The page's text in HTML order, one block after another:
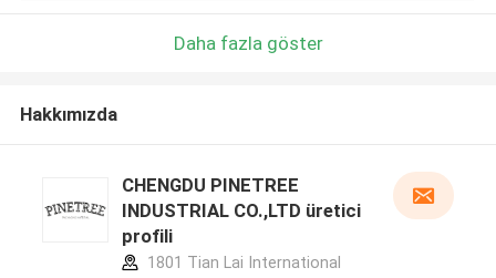
Daha fazla göster
Hakkımızda
CHENGDU PINETREE
INDUSTRIAL CO.,LTD üretici
profili
1801 Tian Lai International